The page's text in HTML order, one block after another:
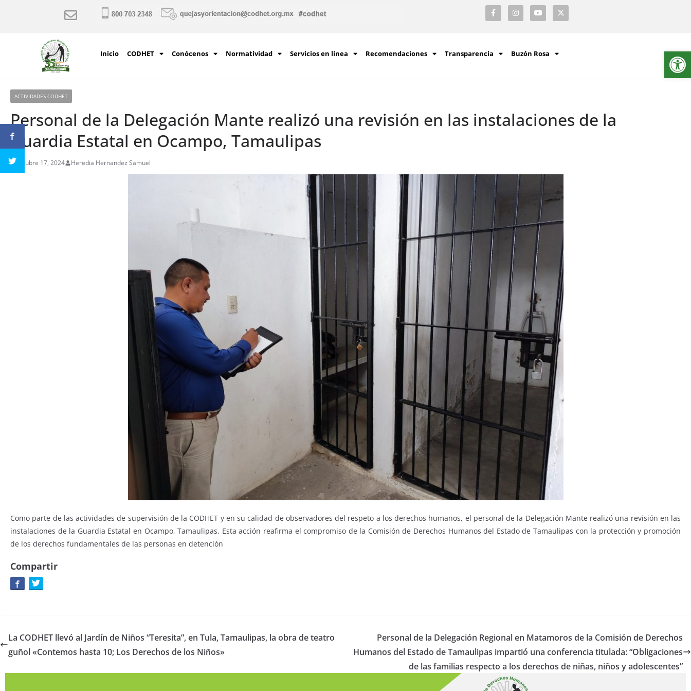
Inicio CODHET Conócenos Normatividad Servicios en línea Recomendaciones Transparencia Buzón Rosa
ACTIVIDADES CODHET
Personal de la Delegación Mante realizó una revisión en las instalaciones de la
Guardia Estatal en Ocampo, Tamaulipas
octubre 17, 2024 Heredia Hernandez Samuel
Como parte de las actividades de supervisión de la CODHET y en su calidad de observadores del respeto a los derechos humanos, el personal de la Delegación Mante realizó una revisión en las
instalaciones de la Guardia Estatal en Ocampo, Tamaulipas. Esta acción reafirma el compromiso de la Comisión de Derechos Humanos del Estado de Tamaulipas con la protección y promoción
de los derechos fundamentales de las personas en detención
Compartir
La CODHET llevó al Jardín de Niños “Teresita”, en Tula, Tamaulipas, la obra de teatro
guñol «Contemos hasta 10; Los Derechos de los Niños»
Personal de la Delegación Regional en Matamoros de la Comisión de Derechos
Humanos del Estado de Tamaulipas impartió una conferencia titulada: “Obligaciones
de las familias respecto a los derechos de niñas, niños y adolescentes”